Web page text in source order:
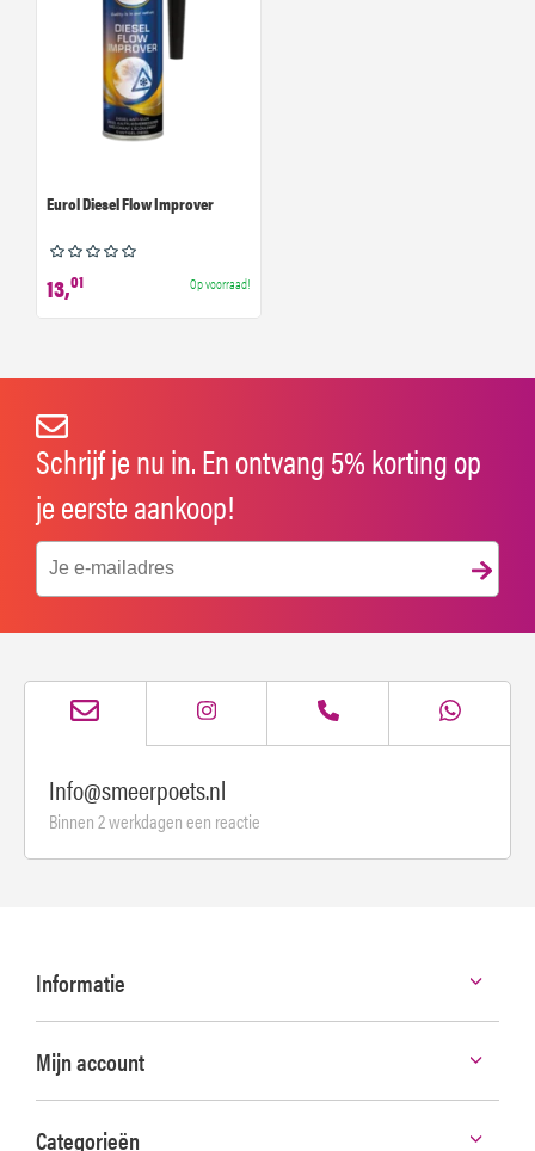
Eurol Diesel Flow Improver
13,01 Op voorraad!
Schrijf je nu in. En ontvang 5% korting op
je eerste aankoop!
Info@smeerpoets.nl
Binnen 2 werkdagen een reactie
Informatie
Mijn account
Categorieën